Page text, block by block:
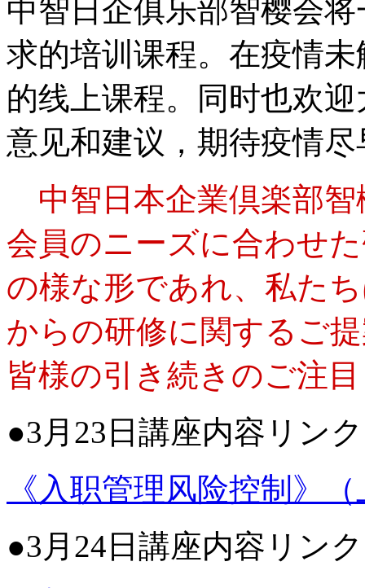
中智日企俱乐部智樱会
求的培训课程。在疫情
的线上课程。同时也欢
意见和建议，期待疫情
中智日本企業倶楽部
会員のニーズに合わせ
の様な形であれ、私た
からの研修に関するご
皆様の引き続きのご注
●3月23日講座内容リン
《入职管理风险控制》
●3月24日講座内容リン